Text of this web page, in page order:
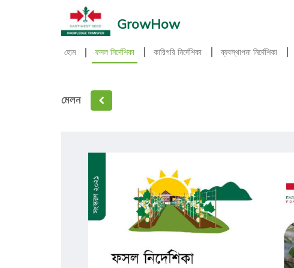
GrowHow
হোম ফসল নির্দেশিকা কারিগরি নির্দেশিকা ব্যবস্থাপনা নির্দেশিকা
মেলন